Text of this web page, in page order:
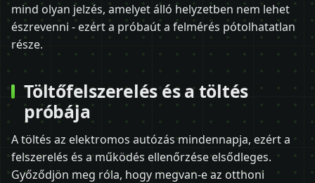
mind olyan jelzés, amelyet álló helyzetben nem lehet
észrevenni - ezért a próbaút a felmérés pótolhatatlan
része.
Töltőfelszerelés és a töltés
próbája
A töltés az elektromos autózás mindennapja, ezért a
felszerelés és a működés ellenőrzése elsődleges.
Győződjön meg róla, hogy megvan-e az otthoni